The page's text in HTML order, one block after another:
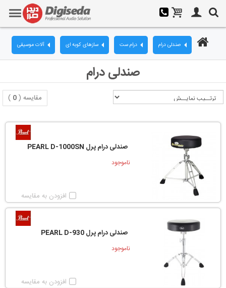
آلات موسیقی سازهای کوبه ای درام ست صندلی درام
صندلی درام
مقایسه (0
)
صندلی درام پرل PEARL D-1000SN
ناموجود
افزودن به مقایسه
صندلی درام پرل PEARL D-930
ناموجود
افزودن به مقایسه